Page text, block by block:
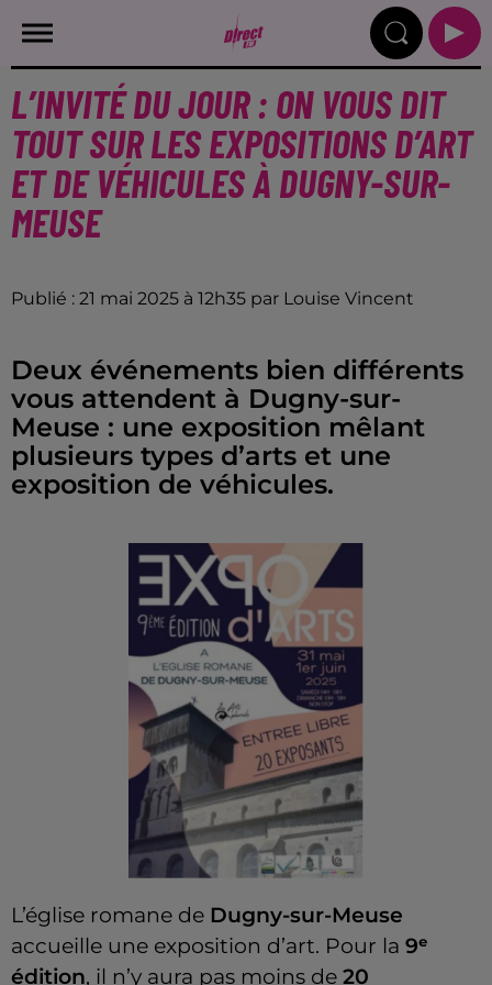
L’INVITÉ DU JOUR : ON VOUS DIT
TOUT SUR LES EXPOSITIONS D’ART
ET DE VÉHICULES À DUGNY-SUR-
MEUSE
Publié : 21 mai 2025 à 12h35 par Louise Vincent
Deux événements bien différents
vous attendent à Dugny-sur-
Meuse : une exposition mêlant
plusieurs types d’arts et une
exposition de véhicules.
L’église romane de Dugny-sur-Meuse
accueille une exposition d’art. Pour la 9ᵉ
édition, il n’y aura pas moins de 20